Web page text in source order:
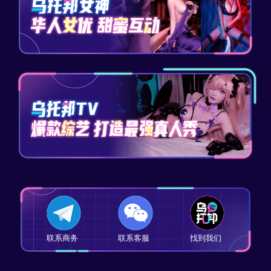
联系商务 联系客服 找到我们